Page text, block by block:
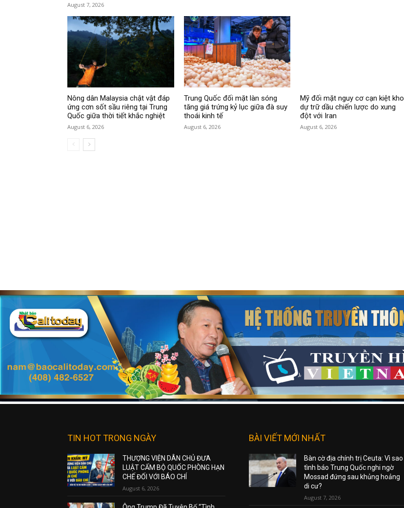
August 7, 2026
Nông dân Malaysia chật vật đáp
ứng cơn sốt sầu riêng tại Trung
Quốc giữa thời tiết khắc nghiệt
August 6, 2026
Trung Quốc đối mặt làn sóng
tăng giá trứng kỷ lục giữa đà suy
thoái kinh tế
August 6, 2026
Mỹ đối mặt nguy cơ cạn kiệt kho
dự trữ dầu chiến lược do xung
đột với Iran
August 6, 2026
TIN HOT TRONG NGÀY
THƯỢNG VIỆN DÂN CHỦ ĐƯA
LUẬT CẤM BỘ QUỐC PHÒNG HẠN
CHẾ ĐỐI VỚI BÁO CHÍ
August 6, 2026
BÀI VIẾT MỚI NHẤT
Bàn cờ địa chính trị Ceuta: Vì sao
tình báo Trung Quốc nghi ngờ
Mossad đứng sau khủng hoảng
di cư?
August 7, 2026